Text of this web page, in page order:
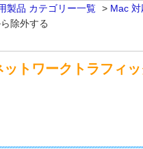
製品 カテゴリー一覧 > Mac
除外する
トワークトラフィ